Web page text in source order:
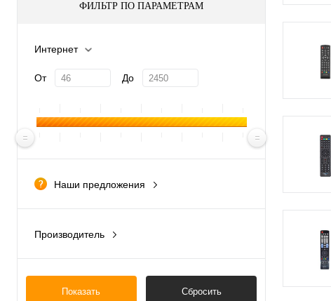
ФИЛЬТР ПО ПАРАМЕТРАМ
Интернет
От До
Наши предложения
Производитель
Тайвань
Показать Сбросить